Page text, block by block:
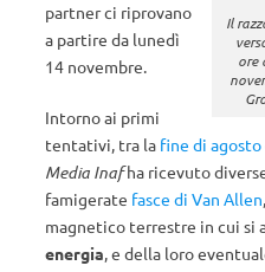
Il
ore
partner ci riprovano
a partire da lunedì
14 novembre.
Intorno ai primi
tentativi, tra la fine di agosto
Media Inafha ricevuto
famigerate fasce di Van Allen
magnetico terrestre in cui si
energia, e della loro